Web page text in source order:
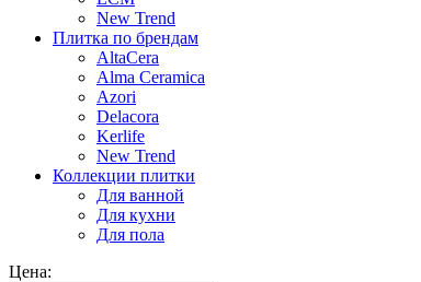
New Trend
Плитка по брендам
AltaCera
Аlma Ceramica
Azori
Delacora
Kerlife
New Trend
Коллекции плитки
Для ванной
Для кухни
Для пола
Цена: